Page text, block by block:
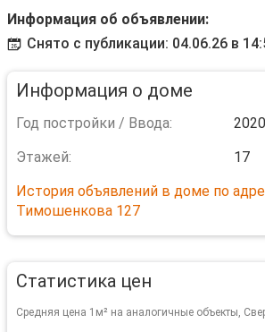
Информация об объявлении:
Снято с публикации: 04.06.26 в
Информация о доме
Год постройки / Ввода:
2020
Этажей:
17
История объявлений в доме по
Тимошенкова 127
Статистика цен
Средняя цена 1м² на аналогичные объекты,